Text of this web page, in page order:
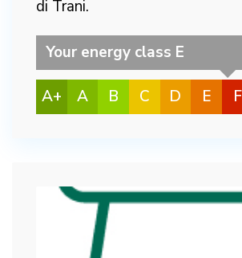
di Trani.
A+ A B C D
Your energy class E
E F